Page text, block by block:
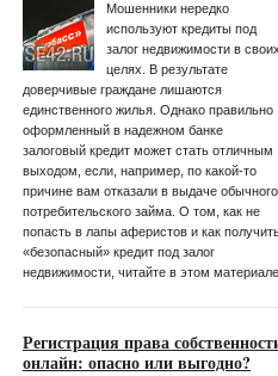
Мошенники нередко
используют кредиты под
залог недвижимости в своих
целях. В результате
доверчивые граждане лишаются
единственного жилья. Однако правильно
оформленный в надежном банке
залоговый кредит может стать отличным
выходом, если, например, по какой-то
причине вам отказали в выдаче обычного
потребительского займа. О том, как не
попасть в лапы аферистов и как
«безопасный» кредит под залог
недвижимости, читайте в этом материале.
Регистрация права
онлайн: опасно или выгодно?